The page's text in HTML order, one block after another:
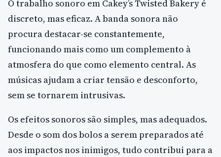
O trabalho sonoro em Cakey’s Twisted Bakery é
discreto, mas eficaz. A banda sonora não
procura destacar-se constantemente,
funcionando mais como um complemento à
atmosfera do que como elemento central. As
músicas ajudam a criar tensão e desconforto,
sem se tornarem intrusivas.
Os efeitos sonoros são simples, mas adequados.
Desde o som dos bolos a serem preparados até
aos impactos nos inimigos, tudo contribui para a